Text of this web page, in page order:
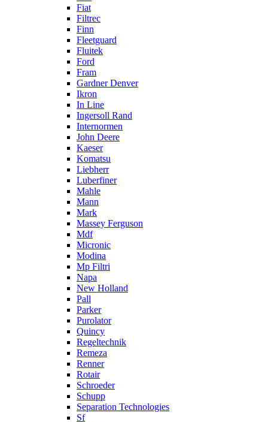
Fiat
Filtrec
Finn
Fleetguard
Fluitek
Ford
Fram
Gardner Denver
Ikron
In Line
Ingersoll Rand
Internormen
John Deere
Kaeser
Komatsu
Liebherr
Luberfiner
Mahle
Mann
Mark
Massey Ferguson
Mdf
Micronic
Modina
Mp Filtri
Napa
New Holland
Pall
Parker
Purolator
Quincy
Regeltechnik
Remeza
Renner
Rotair
Schroeder
Schupp
Separation Technologies
Sf